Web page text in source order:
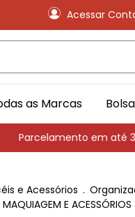
Acessar
as Marcas
em até 3x s/
e Acessórios .
MAQUIAGEM E